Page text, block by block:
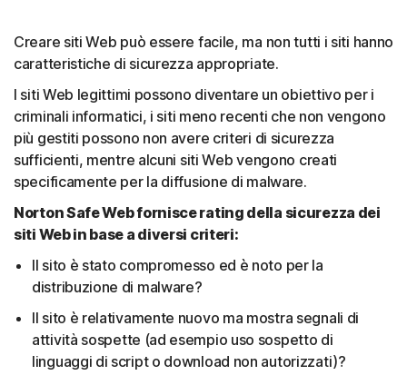
Creare siti Web può essere facile, ma non tutti i siti hanno
caratteristiche di sicurezza appropriate.
I siti Web legittimi possono diventare un obiettivo per i
criminali informatici, i siti meno recenti che non vengono
più gestiti possono non avere criteri di sicurezza
sufficienti, mentre alcuni siti Web vengono creati
specificamente per la diffusione di malware.
Norton Safe Web fornisce rating della sicurezza dei
siti Web in base a diversi criteri:
Il sito è stato compromesso ed è noto per la
distribuzione di malware?
Il sito è relativamente nuovo ma mostra segnali di
attività sospette (ad esempio uso sospetto di
linguaggi di script o download non autorizzati)?